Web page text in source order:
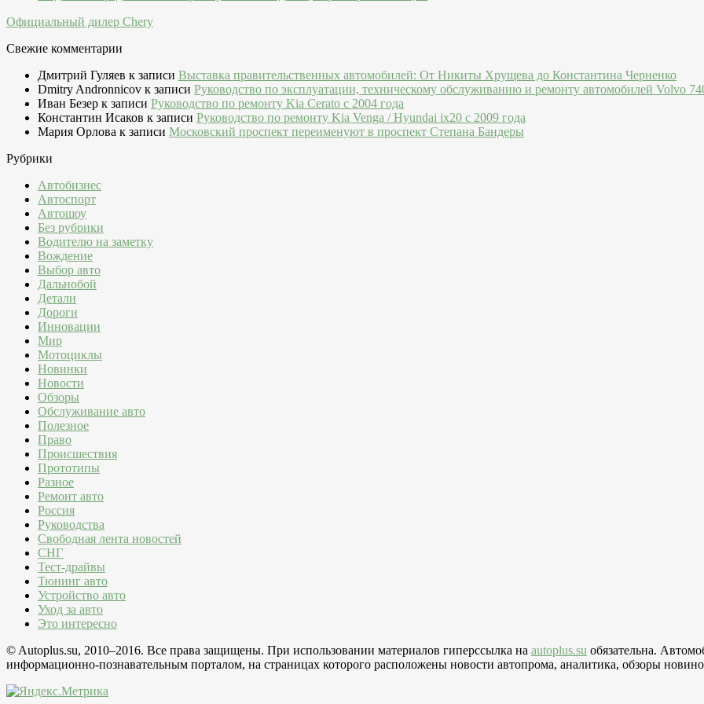
Официальный дилер Chery
Свежие комментарии
Дмитрий Гуляев к записи Выставка правительственных автомобилей: От Никиты Хрущева до Константина Черненко
Dmitry Andronnicov к записи Руководство по эксплуатации, техническому обслуживанию и ремонту автомобилей Volvo
Иван Безер к записи Руководство по ремонту Kia Cerato c 2004 года
Константин Исаков к записи Руководство по ремонту Kia Venga / Hyundai ix20 c 2009 года
Мария Орлова к записи Московский проспект переименуют в проспект Степана Бандеры
Рубрики
Автобизнес
Автоспорт
Автошоу
Без рубрики
Водителю на заметку
Вождение
Выбор авто
Дальнобой
Детали
Дороги
Инновации
Мир
Мотоциклы
Новинки
Новости
Обзоры
Обслуживание авто
Полезное
Право
Происшествия
Прототипы
Разное
Ремонт авто
Россия
Руководства
Свободная лента новостей
СНГ
Тест-драйвы
Тюнинг авто
Устройство авто
Уход за авто
Это интересно
© Autoplus.su, 2010–2016. Все права защищены. При использовании материалов гиперссылка на autoplus.su обязательна.
информационно-познавательным порталом, на страницах которого расположены новости автопрома, аналитика, обзоры